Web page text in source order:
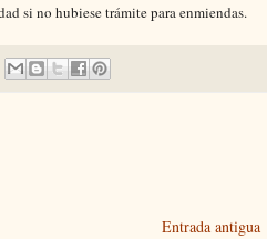
si no hubiese trámite para enmiendas.
Entrada antigua